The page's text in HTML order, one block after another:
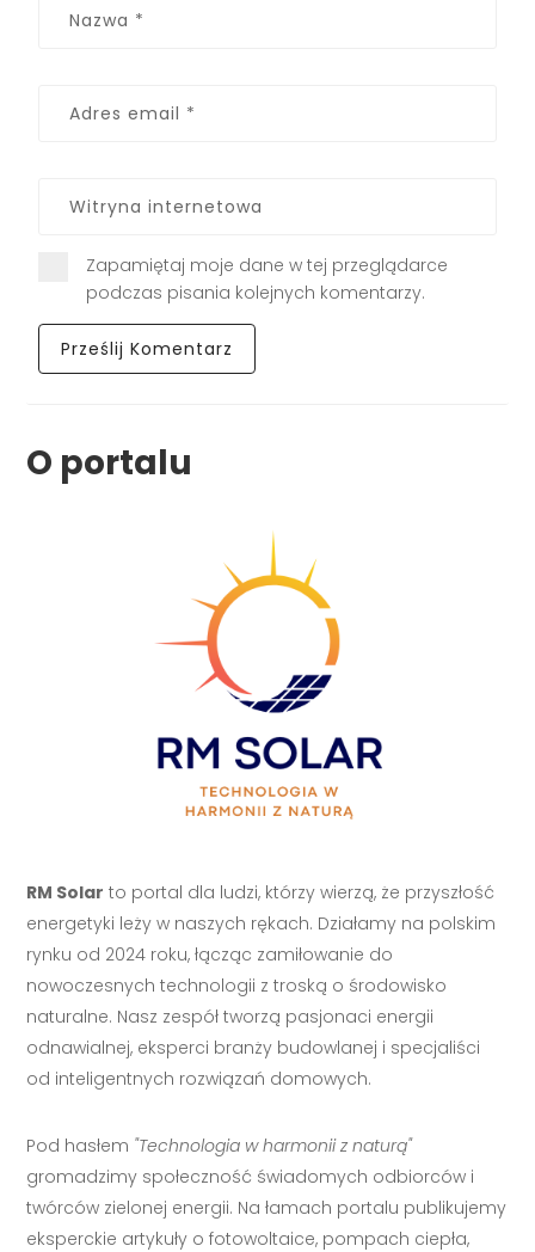
Zapamiętaj moje dane w tej przeglądarce
podczas pisania kolejnych komentarzy.
O portalu
RM Solar to portal dla ludzi, którzy wierzą, że przyszłość
energetyki leży w naszych rękach. Działamy na polskim
rynku od 2024 roku, łącząc zamiłowanie do
nowoczesnych technologii z troską o środowisko
naturalne. Nasz zespół tworzą pasjonaci energii
odnawialnej, eksperci branży budowlanej i specjaliści
od inteligentnych rozwiązań domowych.
Pod hasłem "Technologia w harmonii z naturą"
gromadzimy społeczność świadomych odbiorców i
twórców zielonej energii. Na łamach portalu publikujemy
eksperckie artykuły o fotowoltaice, pompach ciepła,